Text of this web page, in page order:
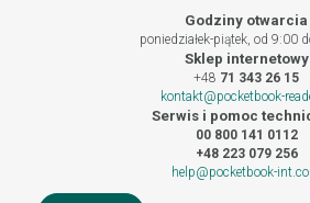
Godziny otwarcia
poniedziałek-piątek, od 9:00
Sklep internetowy
+48 71 343 26 15
kontakt@pocketbook-
Serwis i pomoc
00 800 141 0112
+48 223 079 256
help@pocketbook-